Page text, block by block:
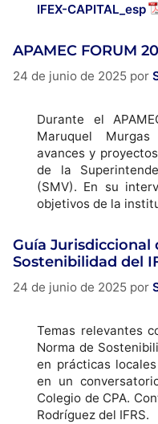
IFEX-CAPITAL_esp
APAMEC FORUM
24 de junio de 2025 por
Durante el
Maruquel Murgas
avances y
de la
(SMV). En su
objetivos de la
Guía Jurisdiccional
Sostenibilidad del
24 de junio de 2025 por
Temas relevantes
Norma de
en prácticas
en un
Colegio de CPA.
Rodríguez del IFRS.